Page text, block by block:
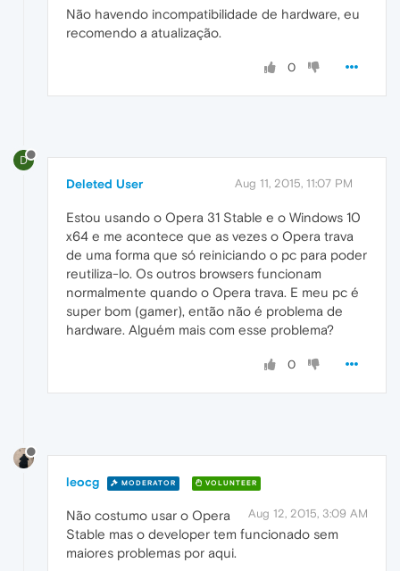
Não havendo incompatibilidade de hardware, eu
recomendo a atualização.
0
D
Deleted User Aug 11, 2015, 11:07 PM
Estou usando o Opera 31 Stable e o Windows 10
x64 e me acontece que as vezes o Opera trava
de uma forma que só reiniciando o pc para poder
reutiliza-lo. Os outros browsers funcionam
normalmente quando o Opera trava. E meu pc é
super bom (gamer), então não é problema de
hardware. Alguém mais com esse problema?
0
leocg MODERATOR VOLUNTEER
Aug 12, 2015, 3:09 AM
Não costumo usar o Opera
Stable mas o developer tem funcionado sem
maiores problemas por aqui.